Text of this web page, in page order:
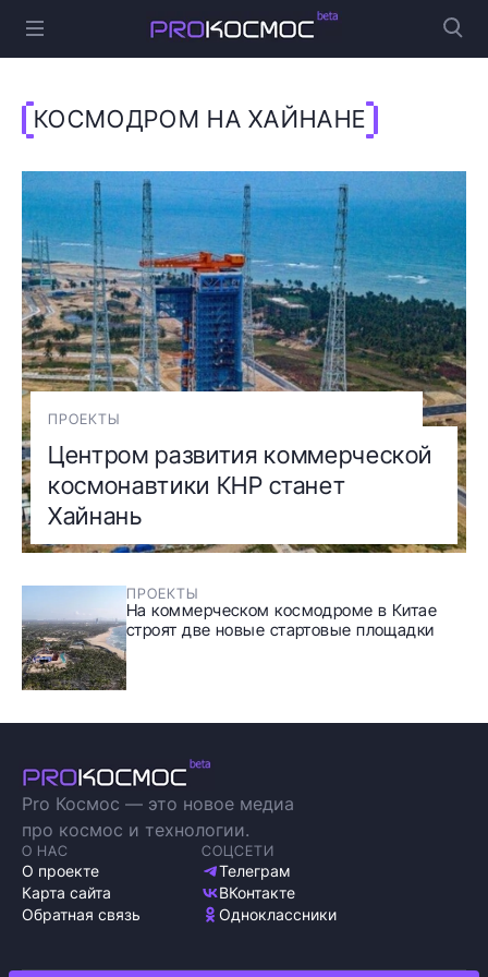
КОСМОДРОМ НА ХАЙНАНЕ
ПРОЕКТЫ
Центром развития коммерческой
космонавтики КНР станет
Хайнань
ПРОЕКТЫ
На коммерческом космодроме в Китае
строят две новые стартовые площадки
Pro Космос — это новое медиа
про космос и технологии.
О НАС
О проекте
Карта сайта
Обратная связь
СОЦСЕТИ
Телеграм
ВКонтакте
Одноклассники